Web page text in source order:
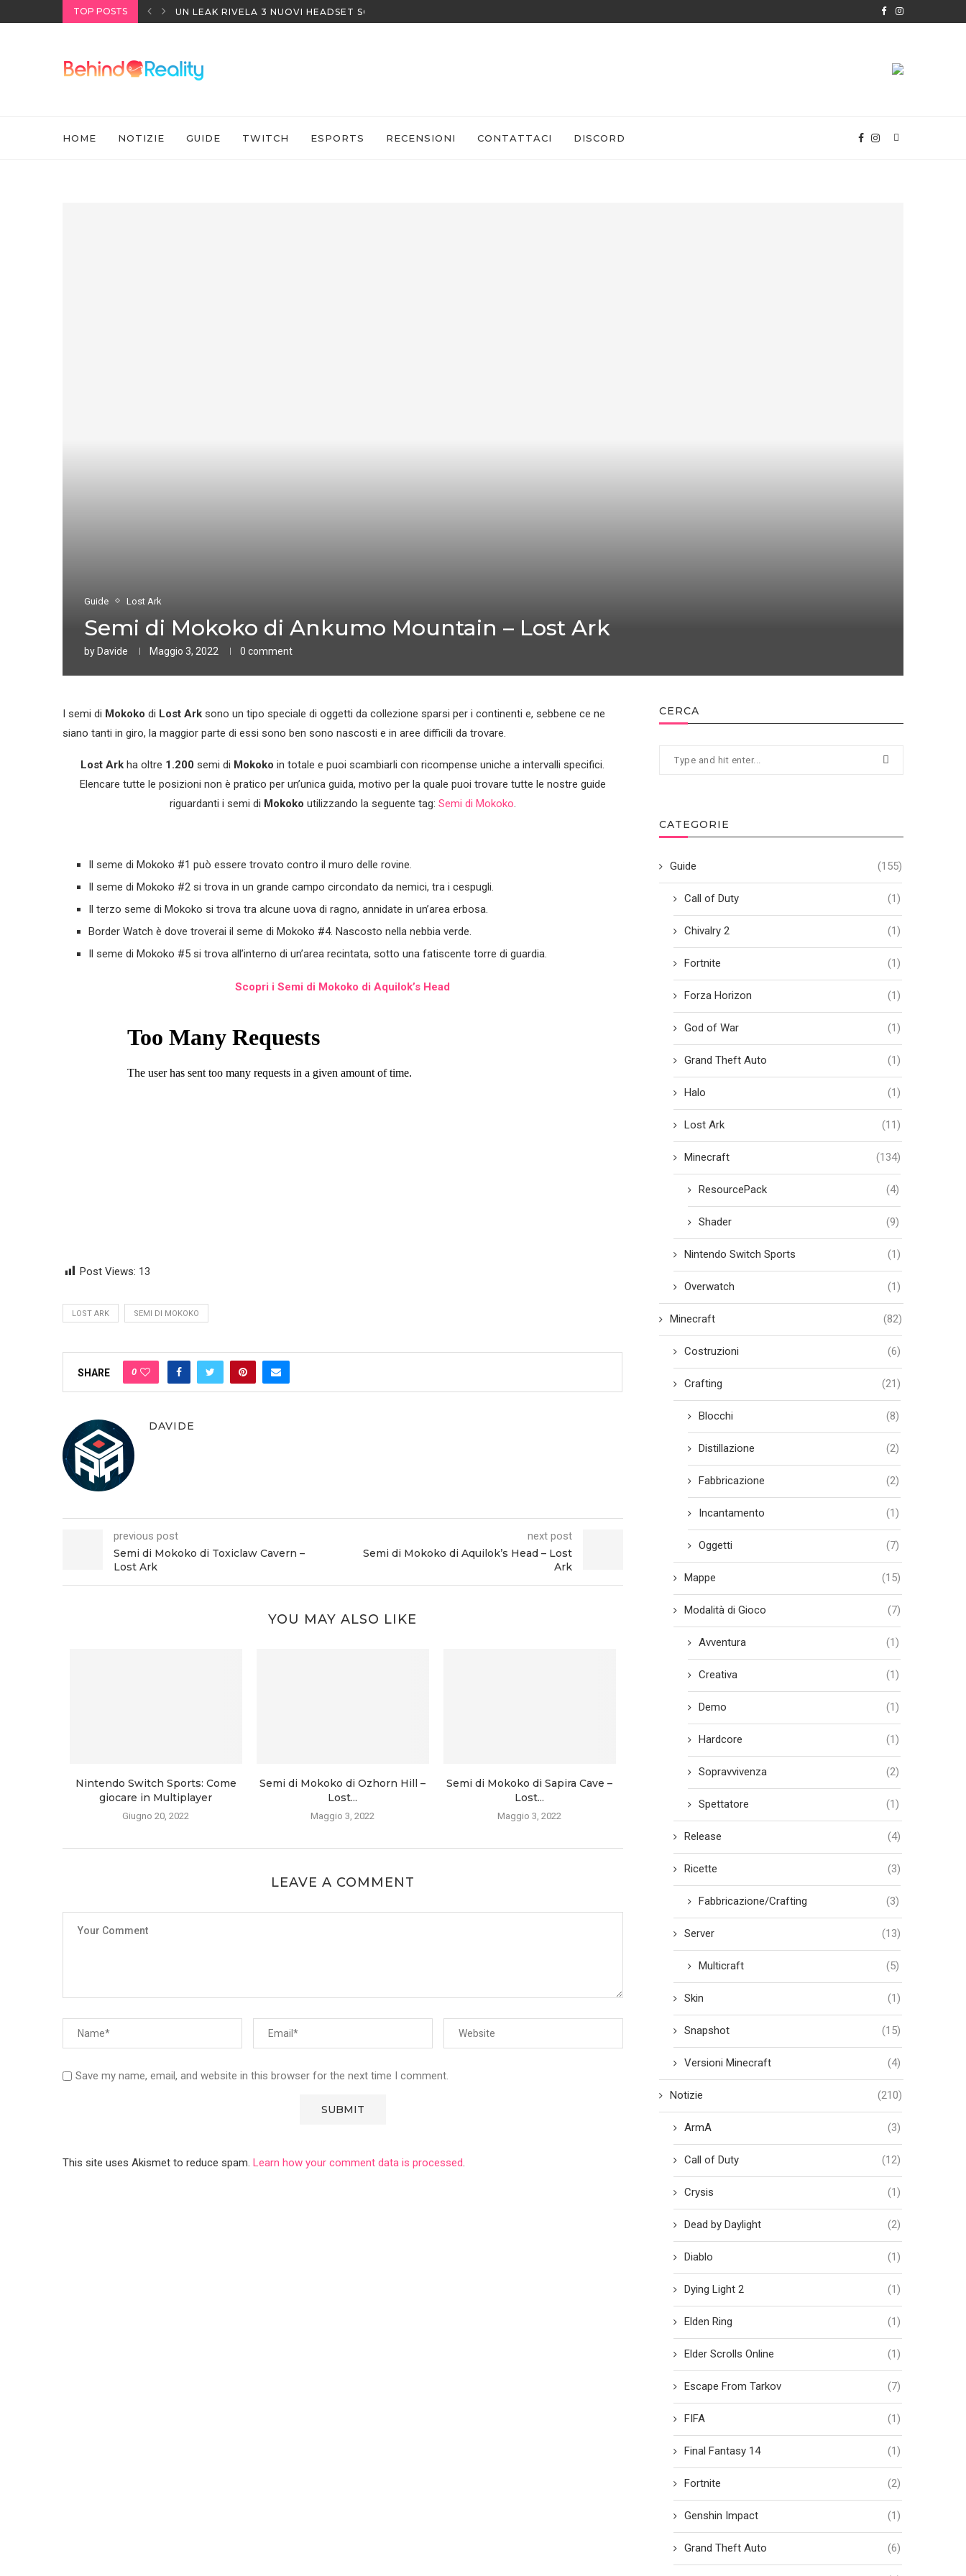
TOP POSTS UN LEAK RIVELA 3 NUOVI HEADSET SONY
HOME NOTIZIE GUIDE TWITCH ESPORTS RECENSIONI CONTATTACI DISCORD
Guide Lost Ark
Semi di Mokoko di Ankumo Mountain – Lost Ark
by Davide Maggio 3, 2022 0 comment
I semi di Mokoko di Lost Ark sono un tipo speciale di oggetti da collezione sparsi per i continenti e, sebbene ce ne
siano tanti in giro, la maggior parte di essi sono ben sono nascosti e in aree difficili da trovare.
Lost Ark ha oltre 1.200semi di Mokoko in totale e puoi scambiarli con ricompense uniche a intervalli specifici.
Elencare tutte le posizioni non è pratico per un’unica guida, motivo per la quale puoi trovare tutte le nostre guide
riguardanti i semi di Mokoko utilizzando la seguente tag: Semi di Mokoko.
Il seme di Mokoko #1 può essere trovato contro il muro delle rovine.
Il seme di Mokoko #2 si trova in un grande campo circondato da nemici, tra i cespugli.
Il terzo seme di Mokoko si trova tra alcune uova di ragno, annidate in un’area erbosa.
Border Watch è dove troverai il seme di Mokoko #4. Nascosto nella nebbia verde.
Il seme di Mokoko #5 si trova all’interno di un’area recintata, sotto una fatiscente torre di guardia.
Scopri i Semi di Mokoko di Aquilok’s Head
Post Views: 13
LOST ARK SEMI DI MOKOKO
SHARE 0
DAVIDE
previous post
Semi di Mokoko di Toxiclaw Cavern –
Lost Ark
next post
Semi di Mokoko di Aquilok’s Head – Lost
Ark
YOU MAY ALSO LIKE
Nintendo Switch Sports: Come
giocare in Multiplayer
Giugno 20, 2022
Semi di Mokoko di Ozhorn Hill –
Lost...
Maggio 3, 2022
Semi di Mokoko di Sapira Cave –
Lost...
Maggio 3, 2022
LEAVE A COMMENT
Save my name, email, and website in this browser for the next time I comment.
This site uses Akismet to reduce spam. Learn how your comment data is processed.
CERCA
CATEGORIE
Guide (155)
Call of Duty (1)
Chivalry 2 (1)
Fortnite (1)
Forza Horizon (1)
God of War (1)
Grand Theft Auto (1)
Halo (1)
Lost Ark (11)
Minecraft (134)
ResourcePack (4)
Shader (9)
Nintendo Switch Sports (1)
Overwatch (1)
Minecraft (82)
Costruzioni (6)
Crafting (21)
Blocchi (8)
Distillazione (2)
Fabbricazione (2)
Incantamento (1)
Oggetti (7)
Mappe (15)
Modalità di Gioco (7)
Avventura (1)
Creativa (1)
Demo (1)
Hardcore (1)
Sopravvivenza (2)
Spettatore (1)
Release (4)
Ricette (3)
Fabbricazione/Crafting (3)
Server (13)
Multicraft (5)
Skin (1)
Snapshot (15)
Versioni Minecraft (4)
Notizie (210)
ArmA (3)
Call of Duty (12)
Crysis (1)
Dead by Daylight (2)
Diablo (1)
Dying Light 2 (1)
Elden Ring (1)
Elder Scrolls Online (1)
Escape From Tarkov (7)
FIFA (1)
Final Fantasy 14 (1)
Fortnite (2)
Genshin Impact (1)
Grand Theft Auto (6)